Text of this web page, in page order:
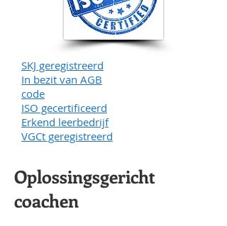
SKJ geregistreerd
In bezit van AGB
code
ISO gecertificeerd
Erkend leerbedrijf
VGCt geregistreerd
Oplossingsgericht
coachen